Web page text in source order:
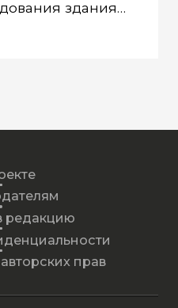
редакцию
прав